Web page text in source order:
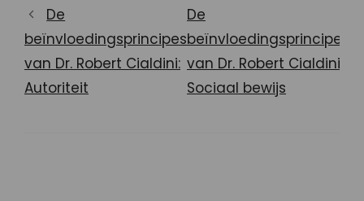
De
beïnvloedingsprincipes
van Dr. Robert Cialdini:
Autoriteit
De
beïnvloedingsprincipes
van Dr. Robert Cialdini:
Sociaal bewijs